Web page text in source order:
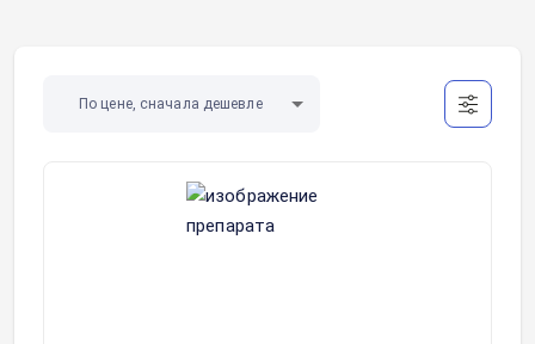
По цене, сначала дешевле